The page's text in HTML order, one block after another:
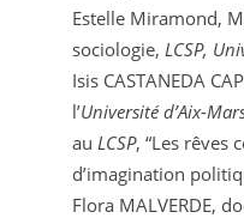
Estelle Miramond,
sociologie, LCSP,
Isis CASTANEDA
l’Université d’Aix-
au LCSP, “Les rêves
d’imagination
Flora MALVERDE,